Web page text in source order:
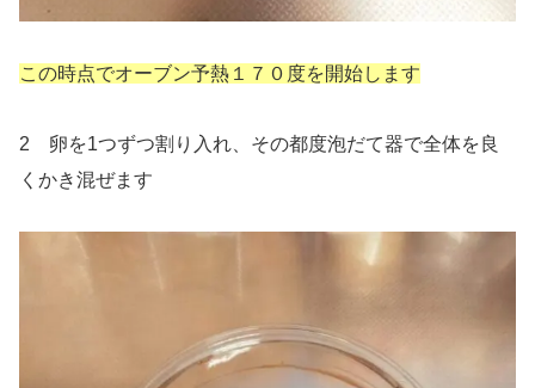
この時点でオーブン予熱１７０度を開始します
2 卵を1つずつ割り入れ、その都度泡だて器で全体を良
くかき混ぜます